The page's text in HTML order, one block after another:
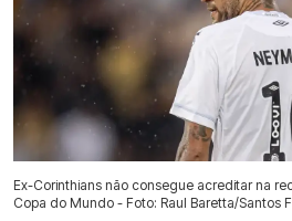
Ex-Corinthians não consegue acreditar na
Copa do Mundo - Foto: Raul Baretta/Santos